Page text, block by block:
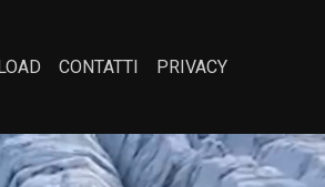
CONTATTI PRIVACY